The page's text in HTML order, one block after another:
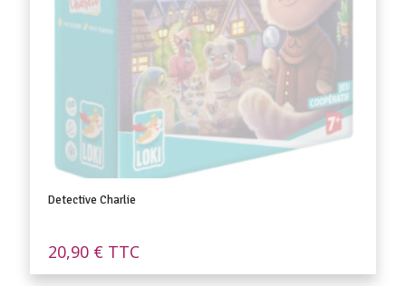
Detective Charlie
20,90 € TTC